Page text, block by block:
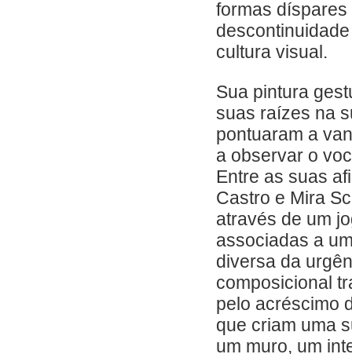
formas
cultura visual.
Sua pintura
suas raízes na
pontuaram a
a observar o
Entre as suas
Castro e Mira
através de um
associadas a
diversa da
composicional
pelo acréscimo
que criam uma
um muro, um